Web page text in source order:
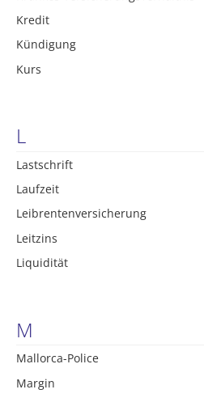
Kredit
Kündigung
Kurs
L
Lastschrift
Laufzeit
Leibrentenversicherung
Leitzins
Liquidität
M
Mallorca-Police
Margin